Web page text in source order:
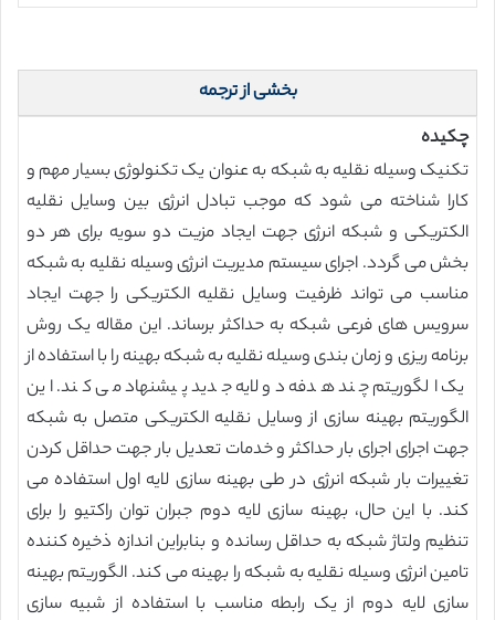
بخشی از ترجمه
چکیده
تکنیک وسیله نقلیه به شبکه به عنوان یک تکنولوژی بسیار مهم و
کارا شناخته می شود که موجب تبادل انرژی بین وسایل نقلیه
الکتریکی و شبکه انرژی جهت ایجاد مزیت دو سویه برای هر دو
بخش می گردد. اجرای سیستم مدیریت انرژی وسیله نقلیه به شبکه
مناسب می تواند ظرفیت وسایل نقلیه الکتریکی را جهت ایجاد
سرویس های فرعی شبکه به حداکثر برساند. این مقاله یک روش
برنامه ریزی و زمان بندی وسیله نقلیه به شبکه بهینه را با استفاده از
یک الگوریتم چند هدفه دو لایه جدید پیشنهاد می کند. این
الگوریتم بهینه سازی از وسایل نقلیه الکتریکی متصل به شبکه
جهت اجرای اجرای بار حداکثر و خدمات تعدیل بار جهت حداقل کردن
تغییرات بار شبکه انرژی در طی بهینه سازی لایه اول استفاده می
کند. با این حال، بهینه سازی لایه دوم جبران توان راکتیو را برای
تنظیم ولتاژ شبکه به حداقل رسانده و بنابراین اندازه ذخیره کننده
تامین انرژی وسیله نقلیه به شبکه را بهینه می کند. الگوریتم بهینه
سازی لایه دوم از یک رابطه مناسب با استفاده از شبیه سازی